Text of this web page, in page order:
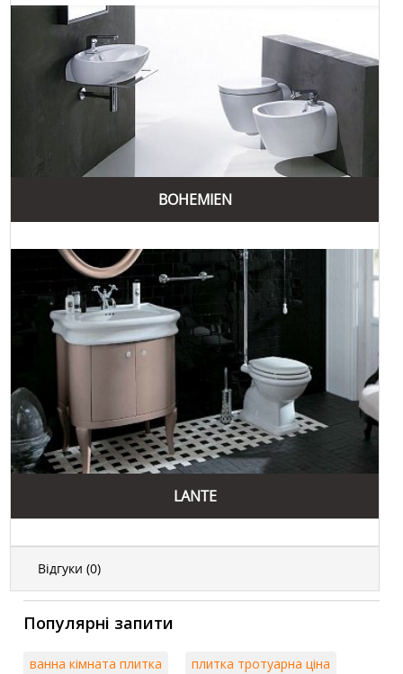
BOHEMIEN
LANTE
Відгуки (0)
Популярні запити
ванна кімната плитка плитка тротуарна ціна